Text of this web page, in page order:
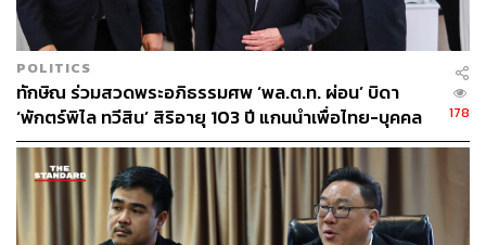
เนื้อหาก็อาจมีเหตุที่จะต้องไป
ส่วนการทำงานของคณะกรรมการ ป.ป.ช. มีความกดดันหรือ
ไม่ เพราะเรื่องนี้เกี่ยวข้องกับผู้มีอิทธิพลและเกี่ยวข้องกับ
อำนาจรัฐ สาโรจน์ระบุว่า เท่าที่ทราบไม่มีประเด็นพวกนี้
เพราะเป็นกระบวนการรวบรวมพยานหลักฐาน ณ วันนี้ยังไม่
ได้ไปถึงขั้นตอนดำเนินการแจ้งข้อกล่าวหาบุคคลใด เป็นเรื่อง
ของการตั้งไต่สวนบุคคลที่มีส่วนเกี่ยวข้องกับการกระทำใน
เรื่องนี้
POLITICS
ทักษิณ ร่วมสวดพระอภิธรรมศพ ‘พล.ต.ท. ผ่อน’ บิดา
‘พักตร์พิไล ทวีสิน’ สิริอายุ 103 ปี แกนนำเพื่อไทย-บุคคล
หลากวงการร่วมอาลัย
178